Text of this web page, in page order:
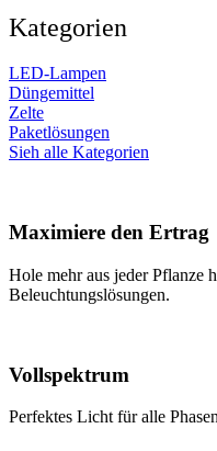
Kategorien
LED-Lampen
Düngemittel
Zelte
Paketlösungen
Sieh alle Kategorien
Maximiere den Ertrag
Hole mehr aus jeder Pflanze
Beleuchtungslösungen.
Vollspektrum
Perfektes Licht für alle